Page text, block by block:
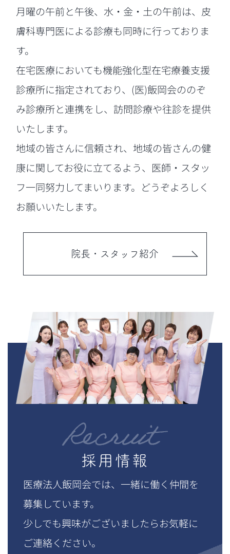
月曜の午前と午後、水・金・土の午前は、皮
膚科専門医による診療も同時に行っておりま
す。
在宅医療においても機能強化型在宅療養支援
診療所に指定されており、(医)飯岡会ののぞ
み診療所と連携をし、訪問診療や往診を提供
いたします。
地域の皆さんに信頼され、地域の皆さんの健
康に関してお役に立てるよう、医師・スタッ
フ一同努力してまいります。どうぞよろしく
お願いいたします。
院長・スタッフ紹介
採用情報
医療法人飯岡会では、一緒に働く仲間を
募集しています。
少しでも興味がございましたらお気軽に
ご連絡ください。